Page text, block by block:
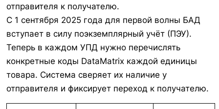
отправителя к получателю.
С 1 сентября 2025 года для первой волны БАД
вступает в силу поэкземплярный учёт (ПЭУ).
Теперь в каждом УПД нужно перечислять
конкретные коды DataMatrix каждой единицы
товара. Система сверяет их наличие у
отправителя и фиксирует переход к получателю.